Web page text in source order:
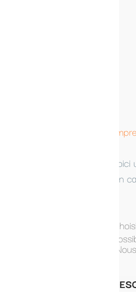
sur textile
une idée original pour faire
cadeau pour toute la famille.
parmi les modèles
de modifier un modèle
vous renverrons le modèle
SWEAT